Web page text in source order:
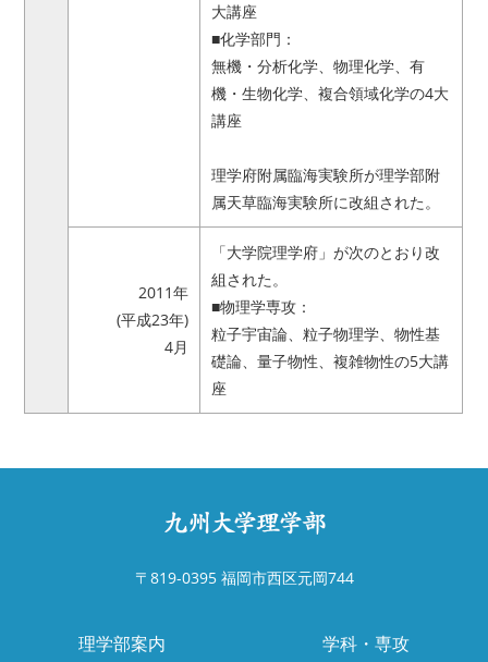
大講座
■化学部門：
無機・分析化学、物理化学、有
機・生物化学、複合領域化学の4大
講座
理学府附属臨海実験所が理学部附
属天草臨海実験所に改組された。
2011年
(平成23年)
4月
「大学院理学府」が次のとおり改
組された。
■物理学専攻：
粒子宇宙論、粒子物理学、物性基
礎論、量子物性、複雑物性の5大講
座
〒819-0395 福岡市西区元岡744
理学部案内 学科・専攻